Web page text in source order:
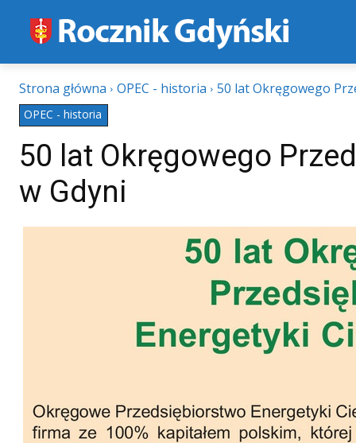
Strona główna OPEC - historia 50 lat Okręgowego
OPEC - historia
50 lat Okręgowego
w Gdyni